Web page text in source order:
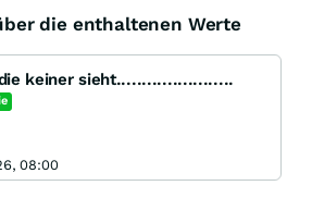
die enthaltenen Werte
keiner sieht.......................
08:00